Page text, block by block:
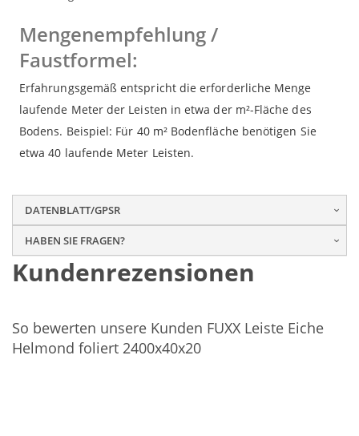
Mengenempfehlung /
Faustformel:
Erfahrungsgemäß entspricht die erforderliche Menge
laufende Meter der Leisten in etwa der m²-Fläche des
Bodens. Beispiel: Für 40 m² Bodenfläche benötigen Sie
etwa 40 laufende Meter Leisten.
DATENBLATT/GPSR
HABEN SIE FRAGEN?
Kundenrezensionen
So bewerten unsere Kunden FUXX Leiste Eiche
Helmond foliert 2400x40x20